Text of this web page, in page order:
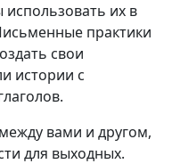
их в
практики
свои
истории с
вами и другом,
для выходных.